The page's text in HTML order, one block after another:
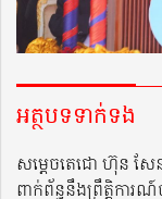
អត្ថបទទាក់ទង
សម្តេចតេជោ ហ៊ុន សែន
ពាក់ព័ន្ធនឹងព្រឹត្តិការ